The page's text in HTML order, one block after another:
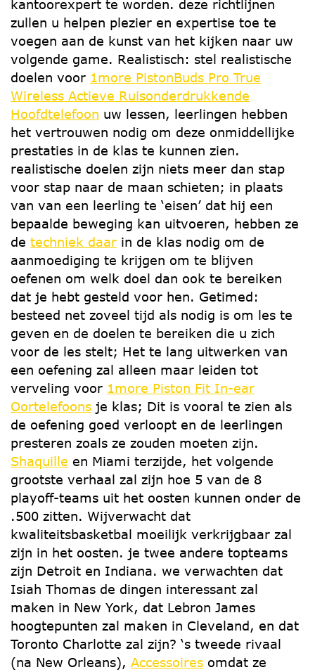
kantoorexpert te worden. deze richtlijnen
zullen u helpen plezier en expertise toe te
voegen aan de kunst van het kijken naar uw
volgende game. Realistisch: stel realistische
doelen voor 1more PistonBuds Pro True
Wireless Actieve Ruisonderdrukkende
Hoofdtelefoon uw lessen, leerlingen hebben
het vertrouwen nodig om deze onmiddellijke
prestaties in de klas te kunnen zien.
realistische doelen zijn niets meer dan stap
voor stap naar de maan schieten; in plaats
van van een leerling te ‘eisen’ dat hij een
bepaalde beweging kan uitvoeren, hebben ze
de techniek daar in de klas nodig om de
aanmoediging te krijgen om te blijven
oefenen om welk doel dan ook te bereiken
dat je hebt gesteld voor hen. Getimed:
besteed net zoveel tijd als nodig is om les te
geven en de doelen te bereiken die u zich
voor de les stelt; Het te lang uitwerken van
een oefening zal alleen maar leiden tot
verveling voor 1more Piston Fit In-ear
Oortelefoons je klas; Dit is vooral te zien als
de oefening goed verloopt en de leerlingen
presteren zoals ze zouden moeten zijn.
Shaquille en Miami terzijde, het volgende
grootste verhaal zal zijn hoe 5 van de 8
playoff-teams uit het oosten kunnen onder de
.500 zitten. Wijverwacht dat
kwaliteitsbasketbal moeilijk verkrijgbaar zal
zijn in het oosten. je twee andere topteams
zijn Detroit en Indiana. we verwachten dat
Isiah Thomas de dingen interessant zal
maken in New York, dat Lebron James
hoogtepunten zal maken in Cleveland, en dat
Toronto Charlotte zal zijn? ‘s tweede rivaal
(na New Orleans), Accessoires omdat ze